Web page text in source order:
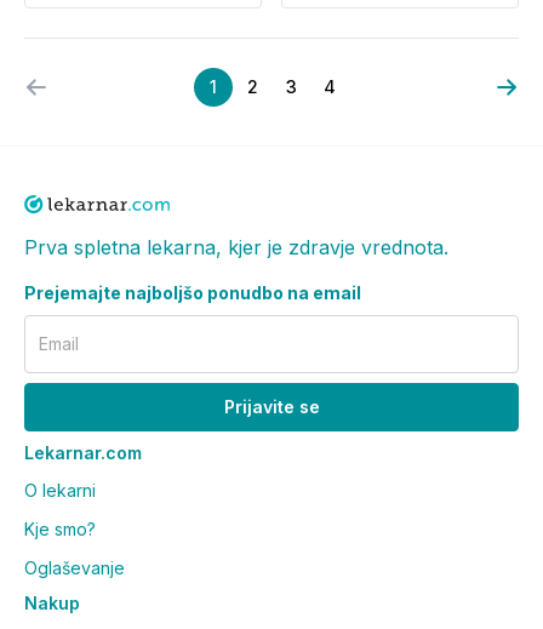
1 2 3 4
Prva spletna lekarna, kjer je zdravje vrednota.
Prejemajte najboljšo ponudbo na email
Email
Prijavite se
Lekarnar.com
O lekarni
Kje smo?
Oglaševanje
Nakup